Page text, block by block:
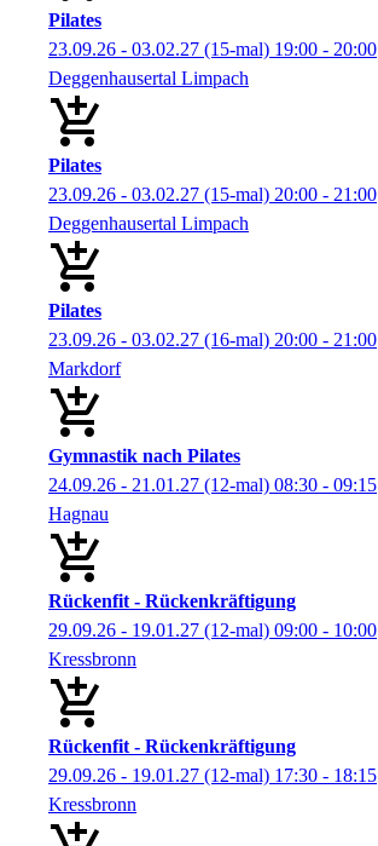
Pilates
23.09.26 - 03.02.27 (15-mal) 19:00 - 20:00
Deggenhausertal Limpach
Pilates
23.09.26 - 03.02.27 (15-mal) 20:00 - 21:00
Deggenhausertal Limpach
Pilates
23.09.26 - 03.02.27 (16-mal) 20:00 - 21:00
Markdorf
Gymnastik nach Pilates
24.09.26 - 21.01.27 (12-mal) 08:30 - 09:15
Hagnau
Rückenfit - Rückenkräftigung
29.09.26 - 19.01.27 (12-mal) 09:00 - 10:00
Kressbronn
Rückenfit - Rückenkräftigung
29.09.26 - 19.01.27 (12-mal) 17:30 - 18:15
Kressbronn